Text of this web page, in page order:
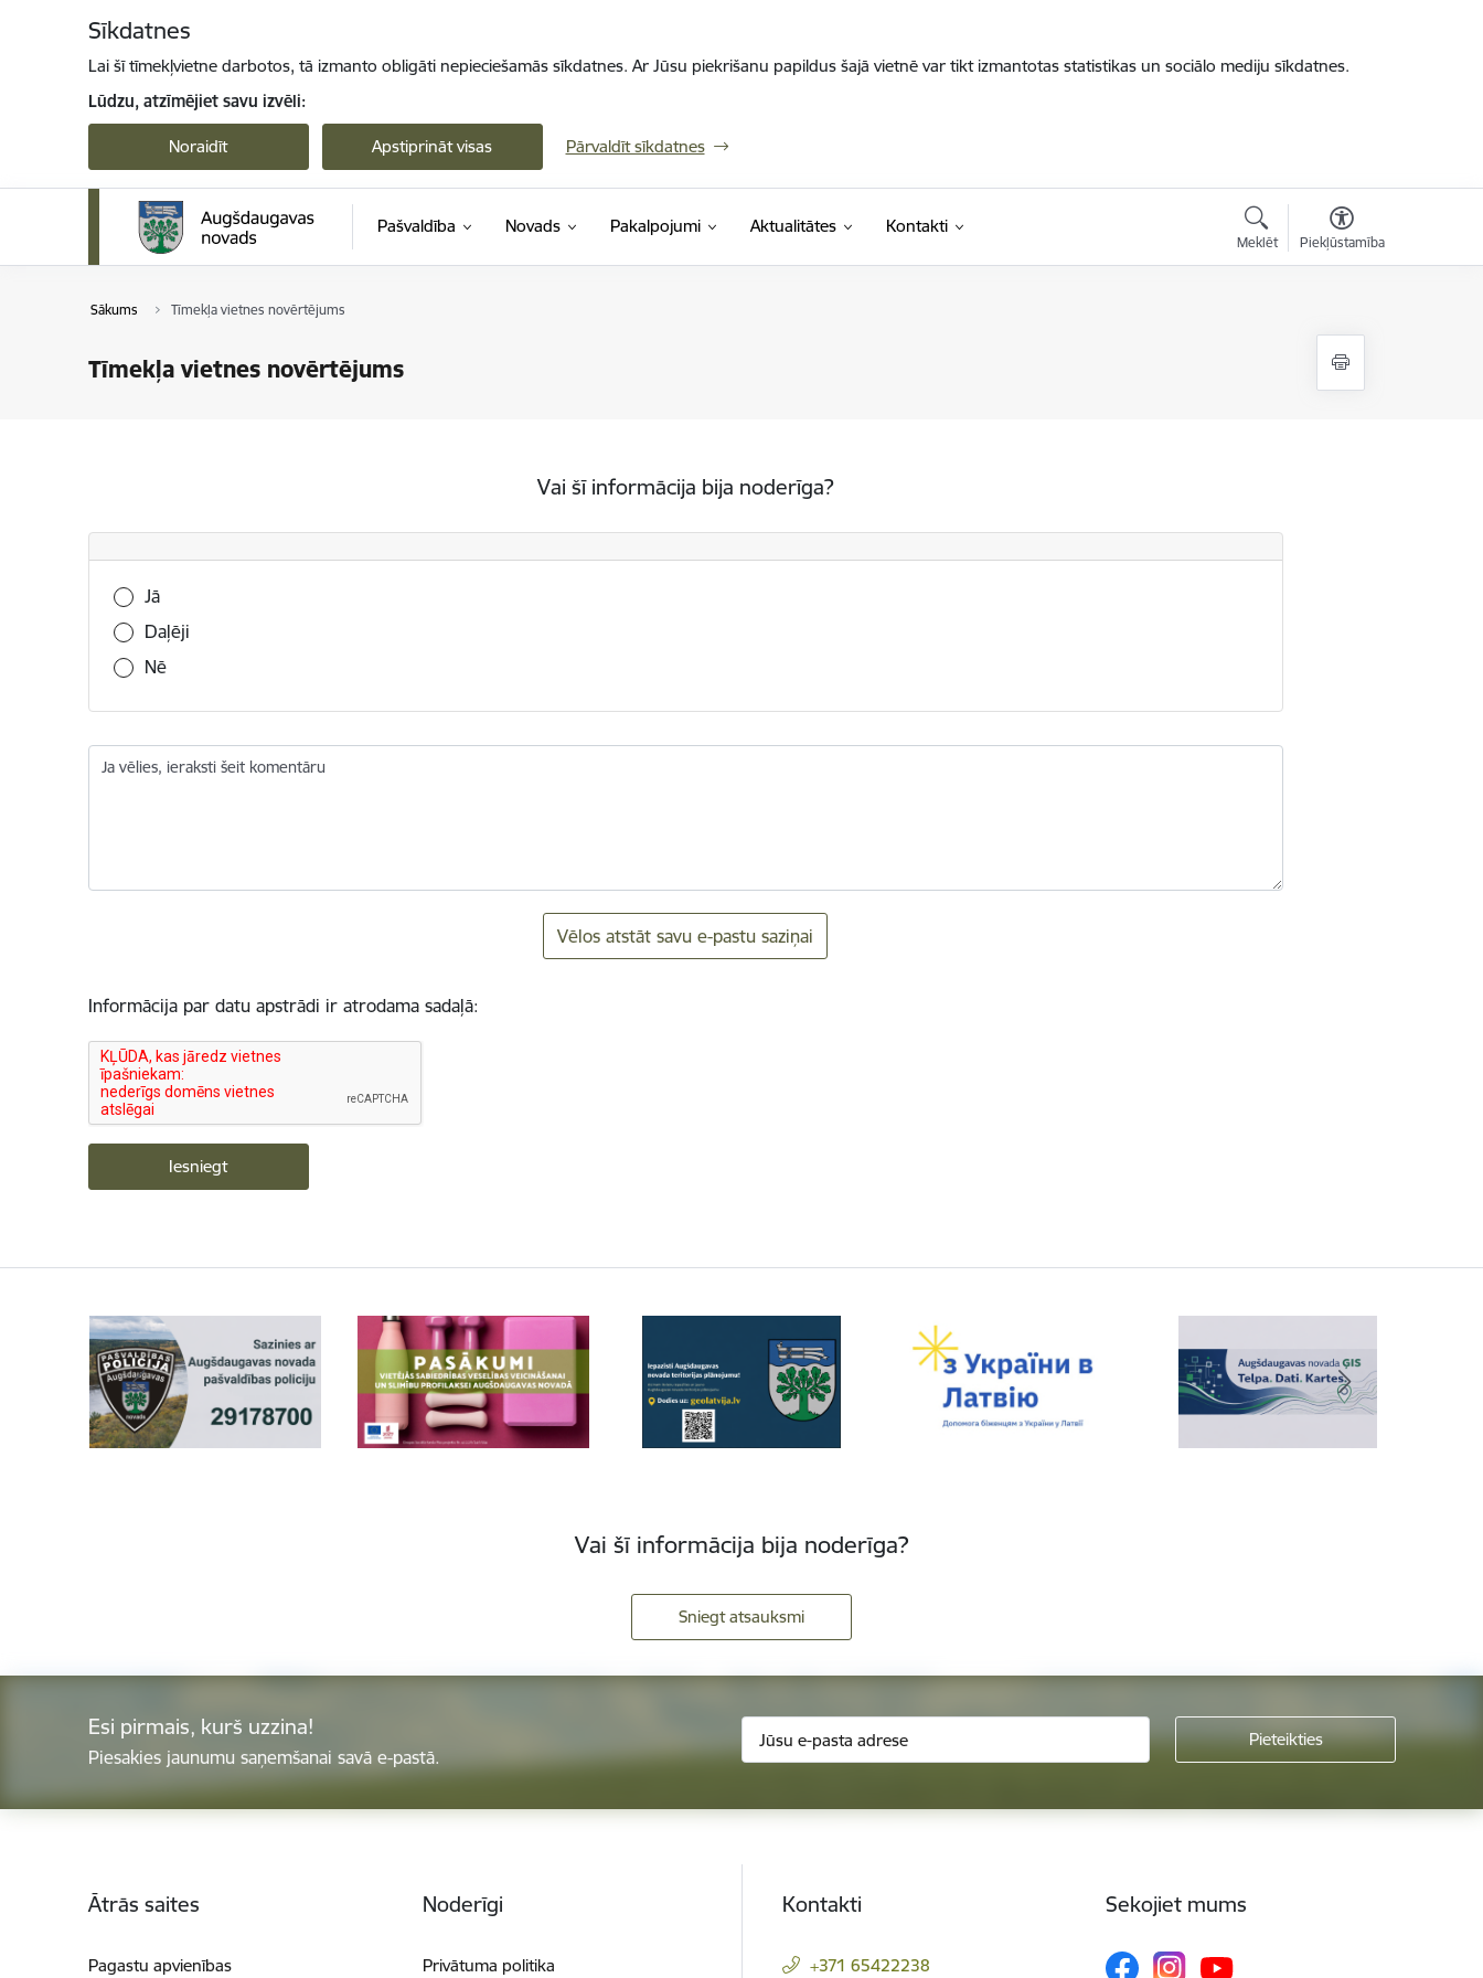
Sīkdatnes
Lai šī tīmekļvietne darbotos, tā izmanto obligāti nepieciešamās sīkdatnes. Ar Jūsu piekrišanu papildus šajā vietnē var tikt izmantotas statistikas un sociālo mediju sīkdatnes.
Lūdzu, atzīmējiet savu izvēli:
Noraidīt Apstiprināt visas Pārvaldīt sīkdatnes
Pašvaldība Novads Pakalpojumi Aktualitātes Kontakti
Meklēt Piekļūstamība
Sākums Tīmekļa vietnes novērtējums
Tīmekļa vietnes novērtējums
Vai šī informācija bija noderīga?
Vai šī informācija bija noderīga?
Jā
Daļēji
Nē
Ja vēlies, ieraksti šeit komentāru
Vēlos atstāt savu e-pastu saziņai
Informācija par datu apstrādi ir atrodama sadaļā:
Vai šī informācija bija noderīga?
Sniegt atsauksmi
Esi pirmais, kurš uzzina!
Piesakies jaunumu saņemšanai savā e-pastā.
Ātrās saites
Pagastu apvienības
Noderīgi
Privātuma politika
Kontakti
+371 65422238
Sekojiet mums